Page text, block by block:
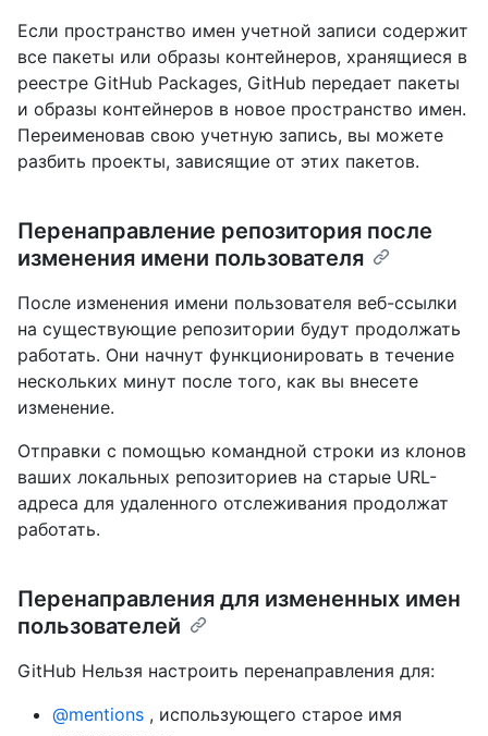
Если пространство имен учетной записи содержит
все пакеты или образы контейнеров, хранящиеся в
реестре GitHub Packages, GitHub передает пакеты
и образы контейнеров в новое пространство имен.
Переименовав свою учетную запись, вы можете
разбить проекты, зависящие от этих пакетов.
Перенаправление репозитория после
изменения имени пользователя
После изменения имени пользователя веб-ссылки
на существующие репозитории будут продолжать
работать. Они начнут функционировать в течение
нескольких минут после того, как вы внесете
изменение.
Отправки с помощью командной строки из клонов
ваших локальных репозиториев на старые URL-
адреса для удаленного отслеживания продолжат
работать.
Перенаправления для измененных имен
пользователей
GitHub Нельзя настроить перенаправления для:
@mentions , использующего старое имя